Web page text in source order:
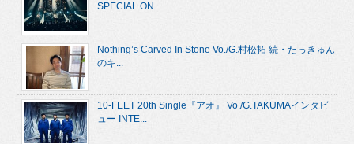
SPECIAL ON...
Nothing’s Carved In Stone Vo./G.村松拓 続・たっきゅん
のキ...
10-FEET 20th Single『アオ』 Vo./G.TAKUMAインタビ
ュー INTE...